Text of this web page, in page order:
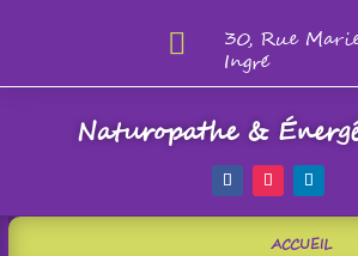

30, Rue
Ingré
Naturopathe &
ACCUEIL